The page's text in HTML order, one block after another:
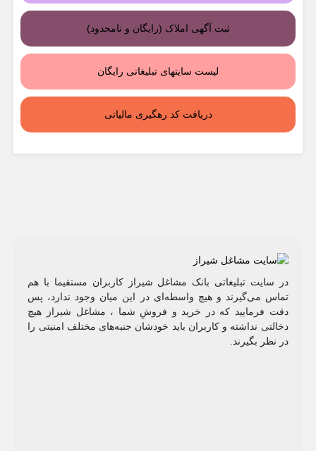
ثبت آگهی املاک (رایگان و نامحدود)
لیست سایتهای تبلیغاتی رایگان
دریافت کد رهگیری مالیاتی
در سایت تبلیغاتی بانک مشاغل شیراز کاربران مستقیما با هم
تماس می‌گیرند و هیچ واسطه‌ای در این میان وجود ندارد، پس
دقت فرمایید که در خرید و فروشِ شما ، مشاغل شیراز هیچ
دخالتی نداشته و کاربران باید خودشان جنبه‌های مختلف امنیتی را
در نظر بگیرند.